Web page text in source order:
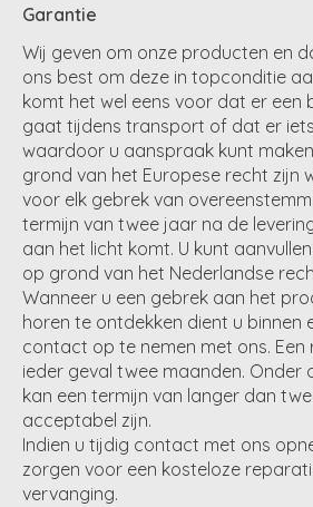
Garantie
Wij geven om onze producten en
ons best om deze in topconditie
komt het wel eens voor dat er een
gaat tijdens transport of dat er
waardoor u aanspraak kunt
grond van het Europese recht zijn
voor elk gebrek van
termijn van twee jaar na de
aan het licht komt. U kunt
op grond van het Nederlandse
Wanneer u een gebrek aan het
horen te ontdekken dient u binnen
contact op te nemen met ons. Een
ieder geval twee maanden. Onder
kan een termijn van langer dan
acceptabel zijn.
Indien u tijdig contact met ons
zorgen voor een kosteloze
vervanging.